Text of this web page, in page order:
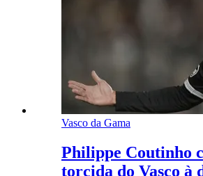
Vasco da Gama
Philippe Coutinho
torcida do Vasco à